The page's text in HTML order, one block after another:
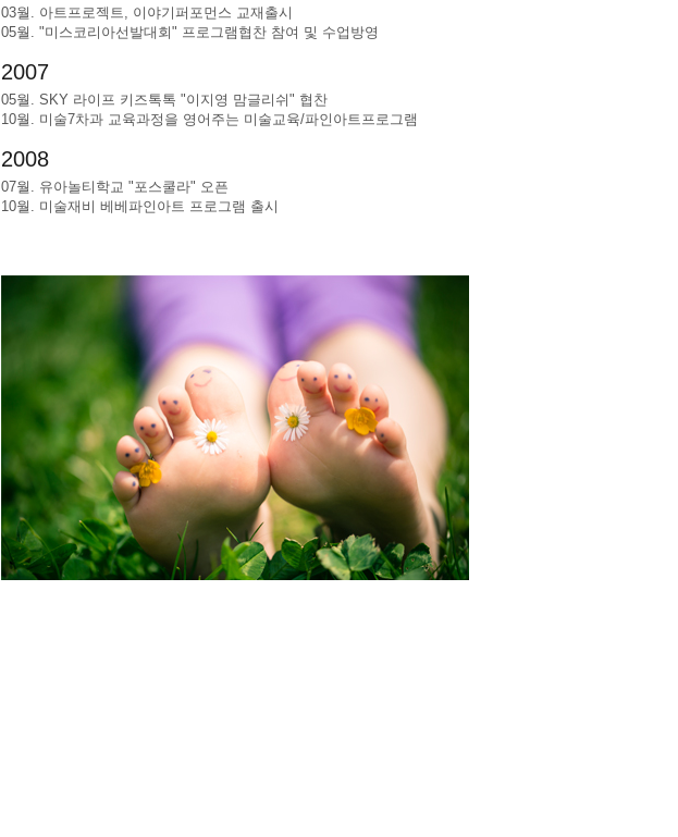
03월. 아트프로젝트, 이야기퍼포먼스 교재출시
05월. "미스코리아선발대회" 프로그램협찬 참여 및 수업방영
2007
05월. SKY 라이프 키즈톡톡 "이지영 맘글리쉬" 협찬
10월. 미술7차과 교육과정을 영어주는 미술교육/파인아트프로그램
2008
07월. 유아놀티학교 "포스쿨라" 오픈
10월. 미술재비 베베파인아트 프로그램 출시